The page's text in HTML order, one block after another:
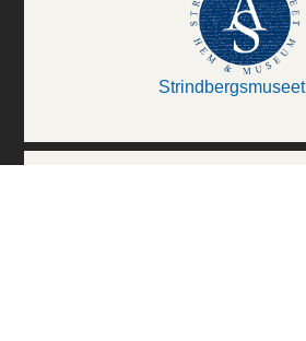
Strindbergsmuseet